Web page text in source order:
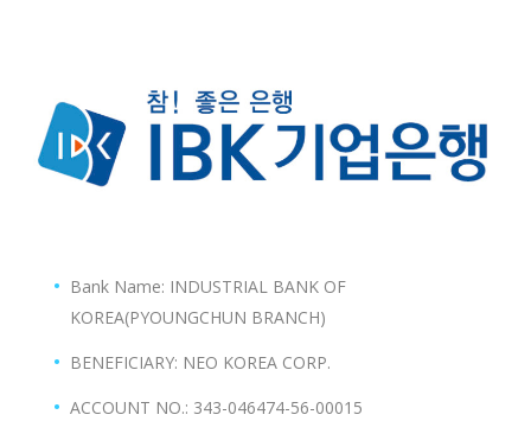
Bank Name: INDUSTRIAL BANK OF
KOREA(PYOUNGCHUN BRANCH)
BENEFICIARY: NEO KOREA CORP.
ACCOUNT NO.: 343-046474-56-00015